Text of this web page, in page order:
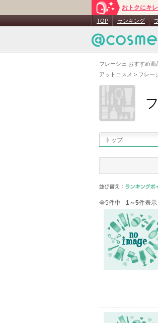
フレーシェ おすすめ
アットコスメ > フレー
おトクにキ
TOP ランキング
トップ
全5件中 1～5件表示